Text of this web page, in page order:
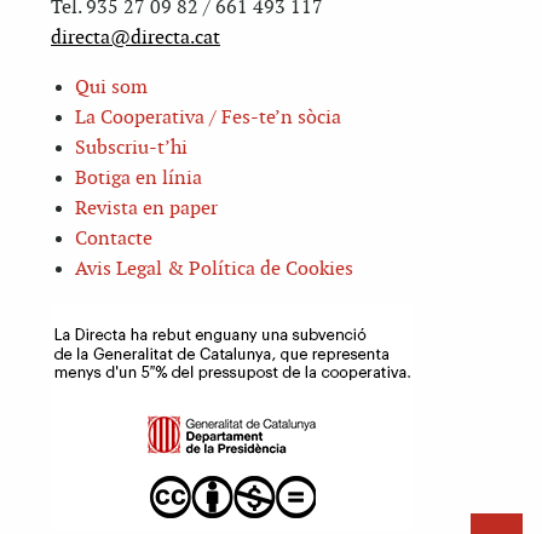
Tel. 935 27 09 82 / 661 493 117
directa@directa.cat
Qui som
La Cooperativa / Fes-te’n sòcia
Subscriu-t’hi
Botiga en línia
Revista en paper
Contacte
Avis Legal & Política de Cookies